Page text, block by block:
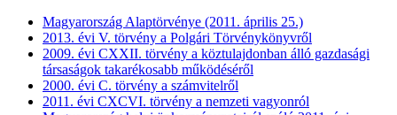
Magyarország Alaptörvénye (2011. április 25.)
2013. évi V. törvény a Polgári Törvénykönyvről
2009. évi CXXII. törvény a köztulajdonban álló gazdasági
társaságok takarékosabb működéséről
2000. évi C. törvény a számvitelről
2011. évi CXCVI. törvény a nemzeti vagyonról